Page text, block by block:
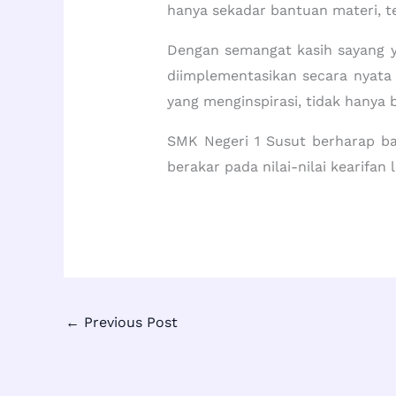
hanya sekadar bantuan materi,
Dengan semangat kasih
diimplementasikan secara
yang menginspirasi, tidak hanya
SMK Negeri 1 Susut berharap
berakar pada nilai-nilai kearifan
← Previous Post